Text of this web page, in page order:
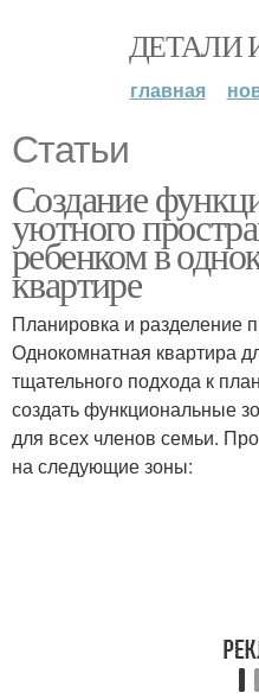
ДЕТАЛИ
главная
Статьи
Создание
уютного
ребенком в
квартире
Планировка и разделение
Однокомнатная квартира
тщательного подхода к
создать функциональные
для всех членов семьи.
на следующие зоны: